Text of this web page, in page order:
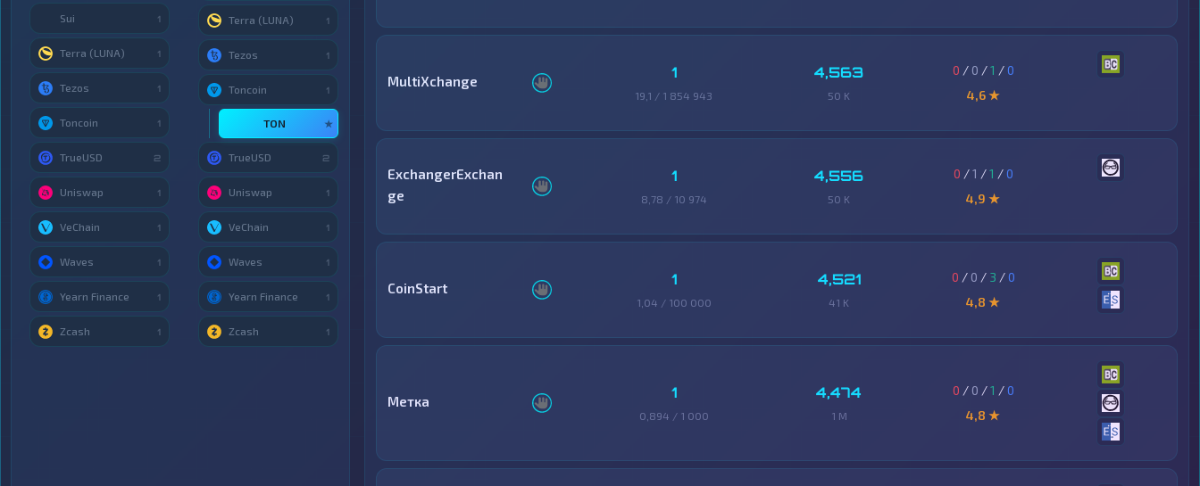
MultiXchange 1
19,1 / 1 854 943
4,563
50 K
0 / 0 /1 /0
4,6 ★
ExchangerExchan
ge
1
8,78 / 10 974
4,556
50 K
0 /1 /1 /0
4,9 ★
CoinStart 1
1,04 / 100 000
4,521
41 K
0 / 0 / 3 /0
4,8 ★
Метка 1
0,894 / 1 000
4,474
1 M
0 / 0 /1 /0
4,8 ★
Sui 1
Terra (LUNA) 1
Tezos 1
Toncoin 1
TrueUSD 2
Uniswap 1
VeChain 1
Waves 1
Yearn Finance 1
Zcash 1
Terra (LUNA) 1
Tezos 1
Toncoin 1
TON ★
TrueUSD 2
Uniswap 1
VeChain 1
Waves 1
Yearn Finance 1
Zcash 1